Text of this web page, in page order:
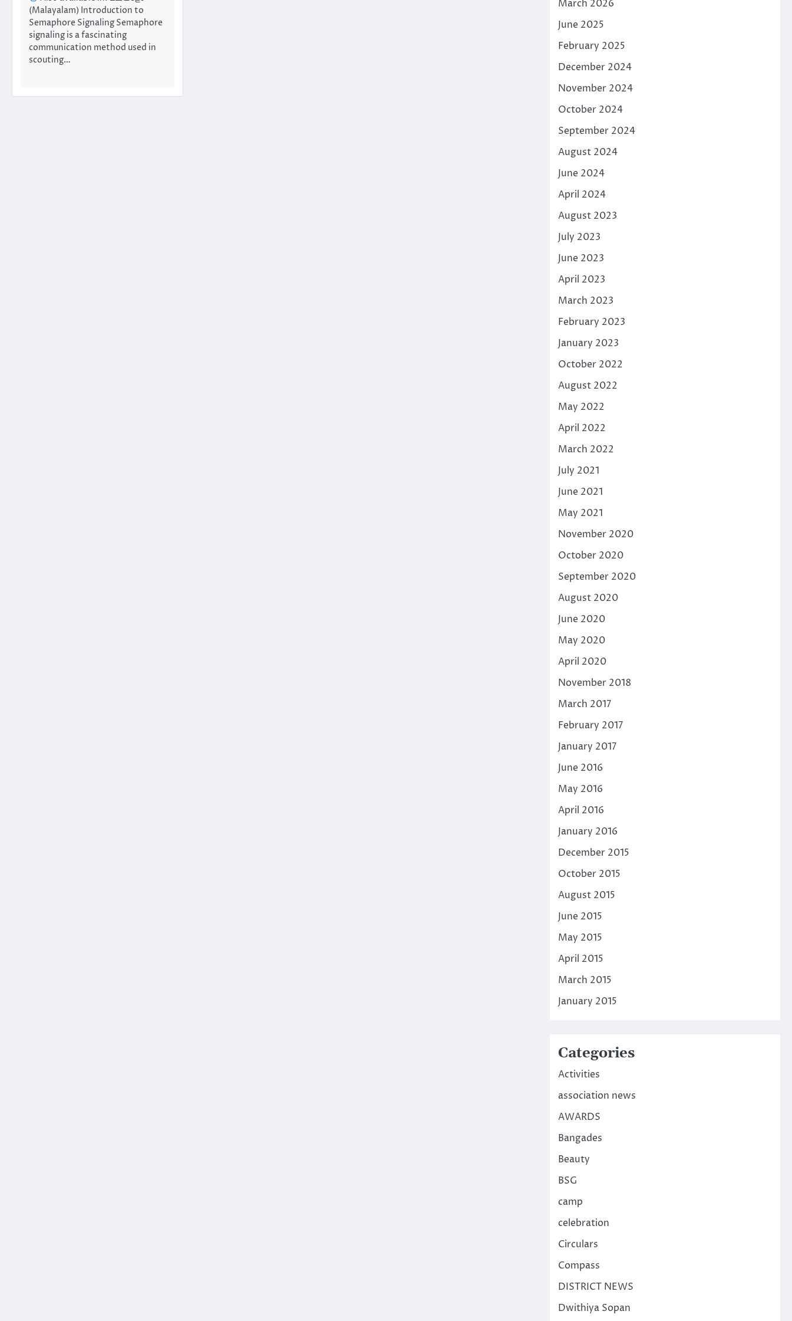
(Malayalam) Introduction to
Semaphore Signaling Semaphore
signaling is a fascinating
communication method used in
scouting…
March 2026
June 2025
February 2025
December 2024
November 2024
October 2024
September 2024
August 2024
June 2024
April 2024
August 2023
July 2023
June 2023
April 2023
March 2023
February 2023
January 2023
October 2022
August 2022
May 2022
April 2022
March 2022
July 2021
June 2021
May 2021
November 2020
October 2020
September 2020
August 2020
June 2020
May 2020
April 2020
November 2018
March 2017
February 2017
January 2017
June 2016
May 2016
April 2016
January 2016
December 2015
October 2015
August 2015
June 2015
May 2015
April 2015
March 2015
January 2015
Categories
Activities
association news
AWARDS
Bangades
Beauty
BSG
camp
celebration
Circulars
Compass
DISTRICT NEWS
Dwithiya Sopan